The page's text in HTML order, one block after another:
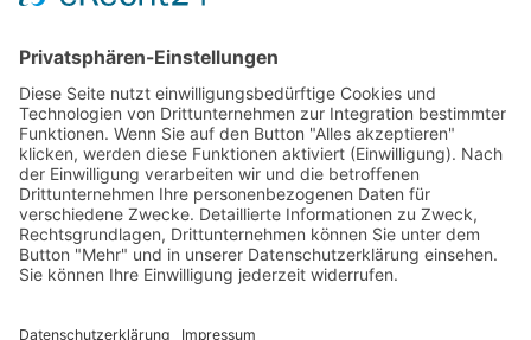
Seite 20 von 27
Mollenhauer Adresse
Downloads
Weitere Seiten